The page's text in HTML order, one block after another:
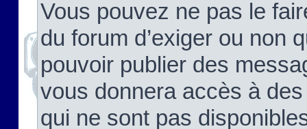
Vous pouvez ne pas le
du forum d’exiger ou non
pouvoir publier des
vous donnera accès à
qui ne sont pas